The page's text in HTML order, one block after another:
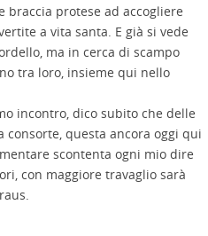
braccia protese ad accogliere
a vita santa. E già si vede
ma in cerca di scampo
tra loro, insieme qui nello
incontro, dico subito che delle
consorte, questa ancora oggi qui
scontenta ogni mio dire
con maggiore travaglio sarà